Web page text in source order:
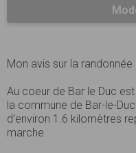
Mon avis sur la randonnée :
Au coeur de Bar le Duc
la commune de Bar-le-
d’environ 1.6 kilomètres
marche.